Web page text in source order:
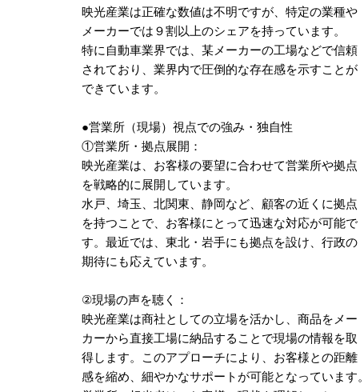
映光産業は正確な数値は不明ですが、特定の業種や
メーカーでは９割以上のシェアを持っています。
特に自動車業界では、某メーカーの工場などで信頼
されており、業界内で圧倒的な存在感を示すことが
できています。
●営業所（現場）視点での強み・独自性
①営業所・拠点展開：
映光産業は、お客様の要望に合わせて営業所や拠点
を戦略的に展開しています。
水戸、埼玉、北関東、静岡など、顧客の近くに拠点
を持つことで、お客様にとって迅速な対応が可能で
す。最近では、東北・岩手にも拠点を設け、行政の
期待にも応えています。
②現場の声を聴く：
映光産業は商社としての立場を活かし、商品をメー
カーから直接工場に納品することで現場の情報を取
得します。このアプローチにより、お客様との距離
感を縮め、細やかなサポートが可能となっています。